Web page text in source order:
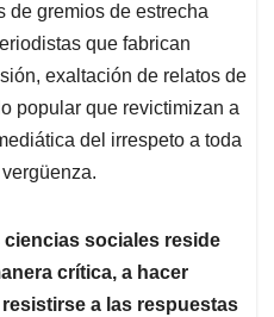
de gremios de estrecha
que fabrican
exaltación de relatos de
popular que revictimizan a
del irrespeto a toda
ciencias sociales reside
crítica, a hacer
a las respuestas